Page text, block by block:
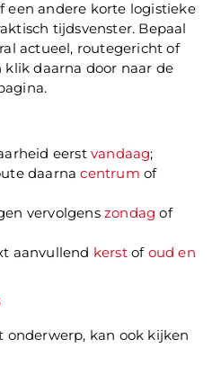
een andere korte logistieke
tijdsvenster. Bepaal
actueel, routegericht of
daarna door naar de
eerstvandaag;
daarnacentrum of
vervolgenszondag of
aanvullend kerstof oud en
kan ook kijken